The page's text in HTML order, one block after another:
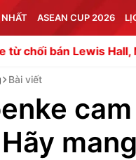
ASEAN CUP 2026
Hall, MU lo khủng
Bài viết